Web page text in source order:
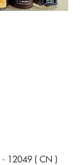
- 12049 ( CN )